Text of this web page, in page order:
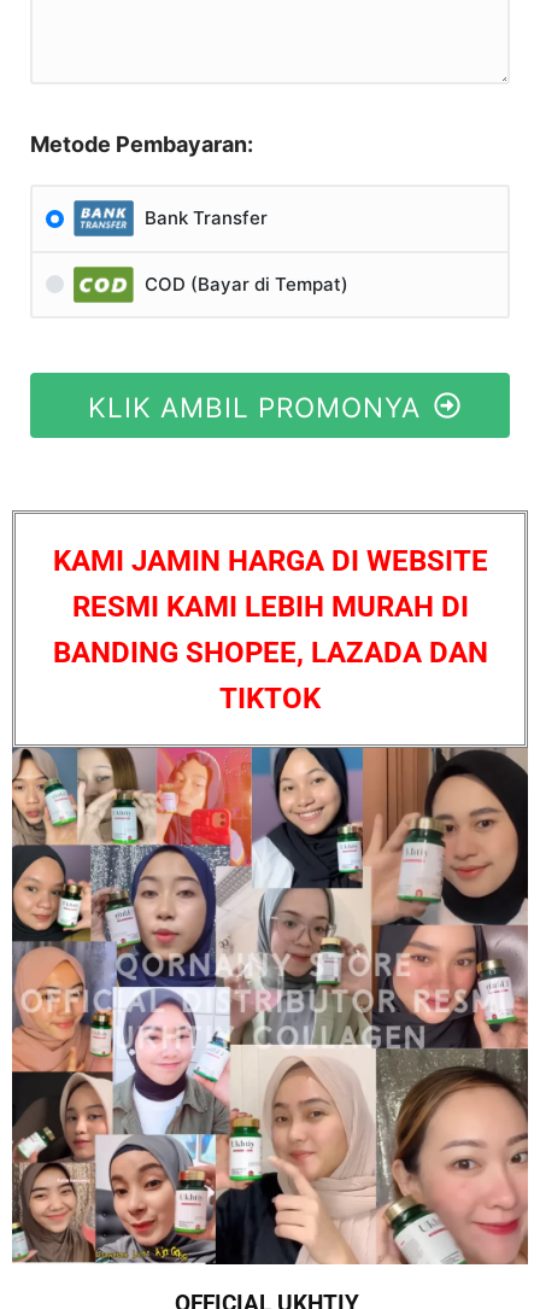
Metode Pembayaran:
Bank Transfer
COD (Bayar di Tempat)
KLIK AMBIL PROMONYA
KAMI JAMIN HARGA DI WEBSITE
RESMI KAMI LEBIH MURAH DI
BANDING SHOPEE, LAZADA DAN
TIKTOK